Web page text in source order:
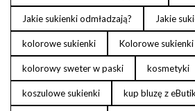
Jakie sukienki odmładzają? Jakie
kolorowe sukienki Kolorowe
kolorowy sweter w paski kosmetyki
koszulowe sukienki kup bluzę z eButik